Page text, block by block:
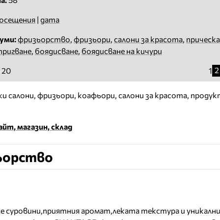
| дата
фризьорство, фризьори, салони за красота, прическа
, боядисване, боядисване на кичури
1 2
салони, фризьори, коафьори, салони за красота,
магазин, склад
суровини,приятния аромат,леката текстура и